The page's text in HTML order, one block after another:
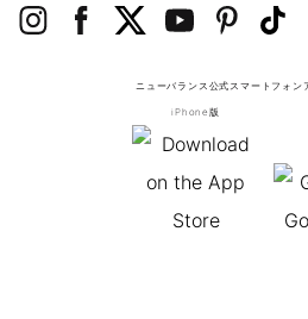
ニューバランス公式スマートフォン
iPhone版